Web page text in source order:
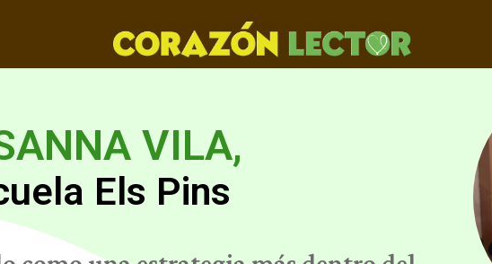
VILA,
Els Pins